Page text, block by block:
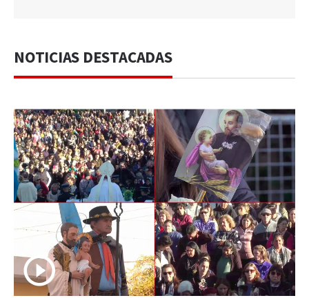
NOTICIAS DESTACADAS